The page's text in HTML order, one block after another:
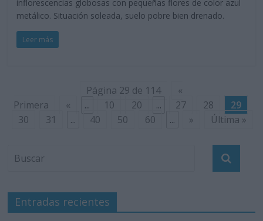
inflorescencias globosas con pequeñas flores de color azul
metálico. Situación soleada, suelo pobre bien drenado.
Leer más
Página 29 de 114
«
Primera
« ... 10 20 ... 27 28
29
30
31 ... 40 50 60 ... » Última »
Entradas recientes